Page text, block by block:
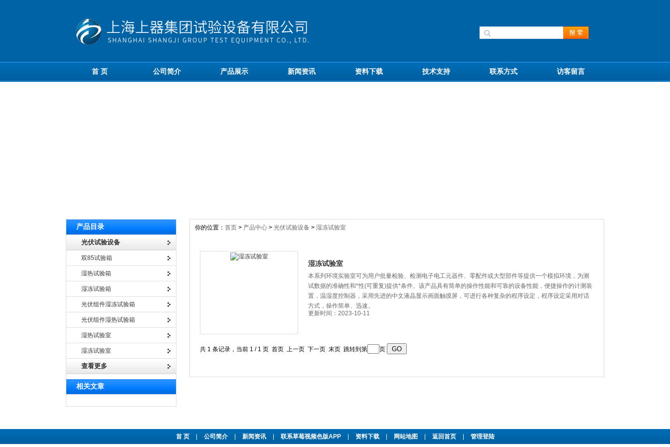
首 页 公司简介 产品展示 新闻资讯 资料下载 技术支持 联系方式 访客留言
产品目录
光伏试验设备
双85试验箱
湿热试验箱
湿冻试验箱
光伏组件湿冻试验箱
光伏组件湿热试验箱
湿热试验室
湿冻试验室
查看更多
相关文章
你的位置： 首页 > 产品中心 > 光伏试验设备 > 湿冻试验室
湿冻试验室
本系列环境实验室可为用户批量检验、检测电子电工元器件、零配件或大型部件等提供一个模拟环境，为测
试数据的准确性和*性(可重复)提供*条件。该产品具有简单的操作性能和可靠的设备性能，便捷操作的计测装
置，温湿度控制器，采用先进的中文液晶显示画面触摸屏，可进行各种复杂的程序设定，程序设定采用对话
方式，操作简单、迅速。
更新时间：2023-10-11
共 1 条记录，当前 1 / 1 页 首页 上一页 下一页 末页 跳转到第 页
首 页 公司简介 新闻资讯 联系草莓视频色版APP 资料下载 网站地图 返回首页 管理登陆